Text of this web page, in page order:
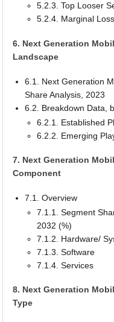
5.2.3. Top Looser
5.2.4. Marginal
6. Next Generation
Landscape
6.1. Next Generation
Share Analysis, 2023
6.2. Breakdown Data,
6.2.1. Established
6.2.2. Emerging
7. Next Generation
Component
7.1. Overview
7.1.1. Segment
2032 (%)
7.1.2. Hardware/
7.1.3. Software
7.1.4. Services
8. Next Generation
Type